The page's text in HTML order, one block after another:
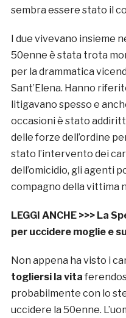
sembra essere stato il
I due vivevano insieme
50enne è stata trota
per la drammatica
Sant’Elena. Hanno
litigavano spesso e
occasioni è stato
delle forze dell’ordine
stato l’intervento dei
dell’omicidio, gli agenti
compagno della vittima
LEGGI ANCHE >>> La
per uccidere moglie e
Non appena ha visto i
togliersi la vita
probabilmente con lo
uccidere la 50enne.